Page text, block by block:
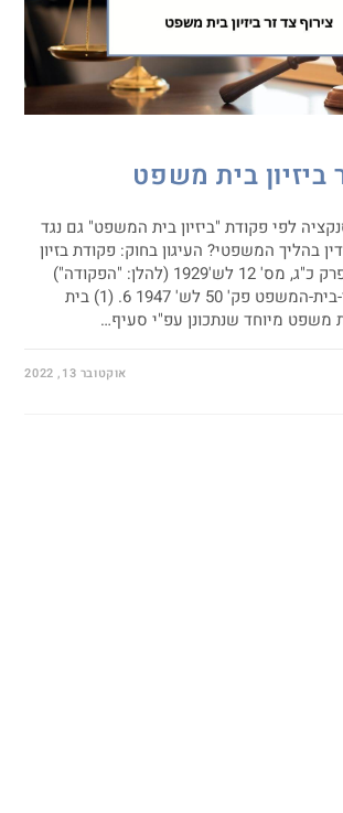
ביזיון בית משפט
לפי פקודת "ביזיון בית המשפט" גם נגד
בהליך המשפטי? העיגון בחוק: פקודת בזיון
בית משפט* חא"י, פרק כ"ג, מס' 12 לש'1929 (להלן: "הפקודה")
המסרב לציית לצווי-בית-המשפט פק' 50 לש' 1947 6. (1) בית
משפט מיוחד שנתכונן עפ"י סעיף…
אוקטובר 13, 2022